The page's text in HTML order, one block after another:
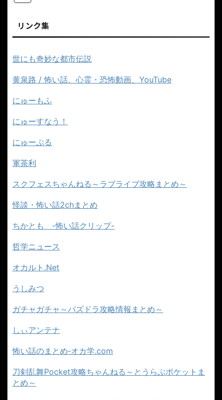
リンク集
世にも奇妙な都市伝説
黄泉路 / 怖い話、心霊・恐怖動画、YouTube
にゅーもふ
にゅーすなう！
にゅーぷる
軍茶利
スクフェスちゃんねる～ラブライブ攻略まとめ～
怪談・怖い話2chまとめ
ちかとも -怖い話クリップ-
哲学ニュース
オカルト.Net
うしみつ
ガチャガチャ～パズドラ攻略情報まとめ～
しぃアンテナ
怖い話のまとめ‐オカ学.com
刀剣乱舞Pocket攻略ちゃんねる～とうらぶポケットま
とめ～